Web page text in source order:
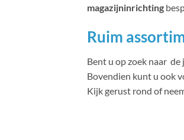
magazijninrichting
Ruim
Bent u op zoek naar de
Bovendien kunt u ook
Kijk gerust rond of